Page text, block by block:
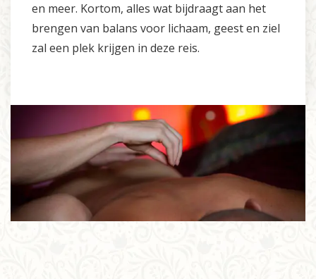
en meer. Kortom, alles wat bijdraagt aan het
brengen van balans voor lichaam, geest en ziel
zal een plek krijgen in deze reis.